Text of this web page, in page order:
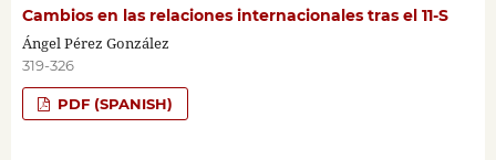
Cambios en las relaciones internacionales tras el 11-S
Ángel Pérez González
319-326
PDF (SPANISH)